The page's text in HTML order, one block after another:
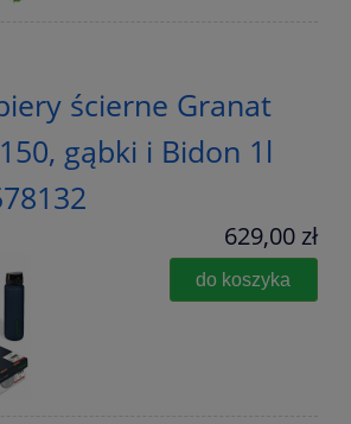
ścierne Granat
gąbki i Bidon 1l
629,00 zł
do koszyka